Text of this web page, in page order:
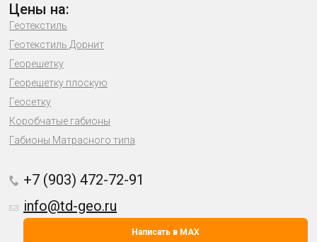
Цены на:
Геотекстиль
Геотекстиль Дорнит
Георешетку
Георешетку плоскую
Геосетку
Коробчатые габионы
Габионы Матрасного типа
+7 (903) 472-72-91
info@td-geo.ru
Написать в MAX